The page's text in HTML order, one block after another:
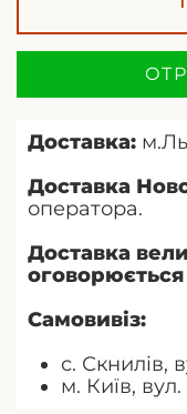
Доставка:
Доставка
оператора.
Доставка
Самовивіз:
с. Скнилів,
м. Київ,